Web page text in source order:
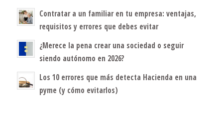
Contratar a un familiar en tu empresa: ventajas,
requisitos y errores que debes evitar
¿Merece la pena crear una sociedad o seguir
siendo autónomo en 2026?
Los 10 errores que más detecta Hacienda en una
pyme (y cómo evitarlos)